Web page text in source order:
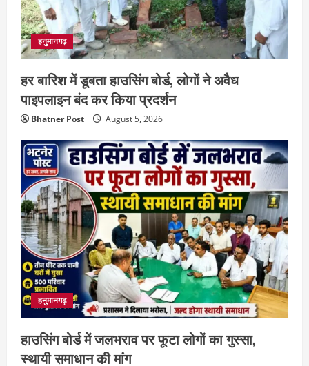
हनुमानगढ़
हर बारिश में डूबता हाउसिंग बोर्ड, लोगों ने अवैध
पाइपलाइन बंद कर किया प्रदर्शन
Bhatner Post August 5, 2026
हनुमानगढ़
हाउसिंग बोर्ड में जलभराव पर फूटा लोगों का गुस्सा,
स्थायी समाधान की मांग